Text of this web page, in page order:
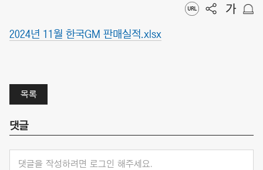
2024년 11월 한국GM 판매실적.xlsx
목록
댓글
댓글을 작성하려면 로그인 해주세요.